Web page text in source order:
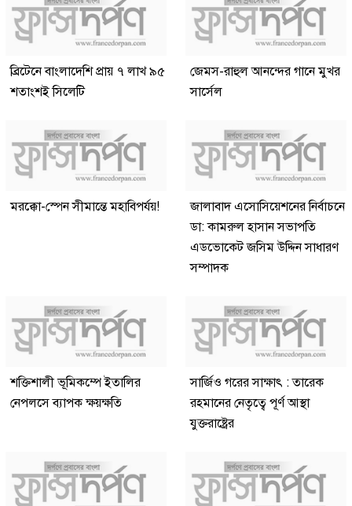
ব্রিটেনে বাংলাদেশি প্রায় ৭ লাখ ৯৫
শতাংশই সিলেটি
জেমস-রাহুল আনন্দের গানে মুখর
সার্সেল
মরক্কো-স্পেন সীমান্তে মহাবিপর্যয়!
জালাবাদ এসোসিয়েশনের নির্বাচনে
ডা: কামরুল হাসান সভাপতি
এডভোকেট জসিম উদ্দিন সাধারণ
সম্পাদক
শক্তিশালী ভূমিকম্পে ইতালির
নেপলসে ব্যাপক ক্ষয়ক্ষতি
সার্জিও গরের সাক্ষাৎ : তারেক
রহমানের নেতৃত্বে পূর্ণ আস্থা
যুক্তরাষ্ট্রের